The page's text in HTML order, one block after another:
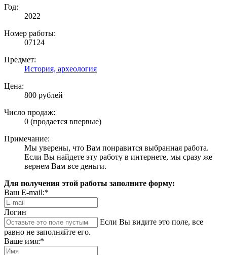
Год:
2022
Номер работы:
07124
Предмет:
История, археология
Цена:
800 рублей
Число продаж:
0 (продается впервые)
Примечание:
Мы уверены, что Вам понравится выбранная работа.
Если Вы найдете эту работу в интернете, мы сразу же
вернем Вам все деньги.
Для получения этой работы заполните форму:
Ваш E-mail:*
Логин
Если Вы видите это поле, все
равно не заполняйте его.
Ваше имя:*